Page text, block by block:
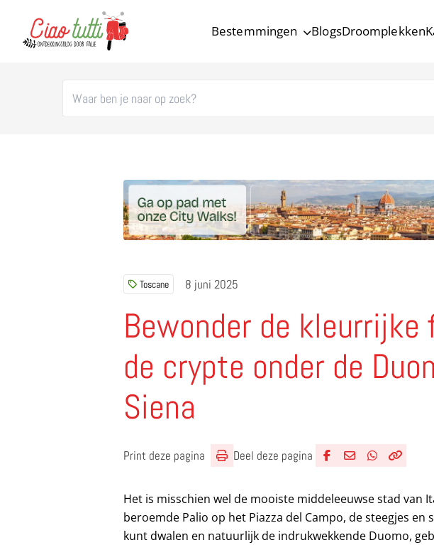
Bestemmingen BlogsDroomplekken
Toscane 8 juni 2025
Bewonder de kleurrijke
de crypte onder de
Siena
Print deze pagina
Deel deze pagina
Het is misschien wel de mooiste middeleeuwse stad van
beroemde Palio op het Piazza del Campo, de steegjes en
kunt dwalen en natuurlijk de indrukwekkende Duomo,